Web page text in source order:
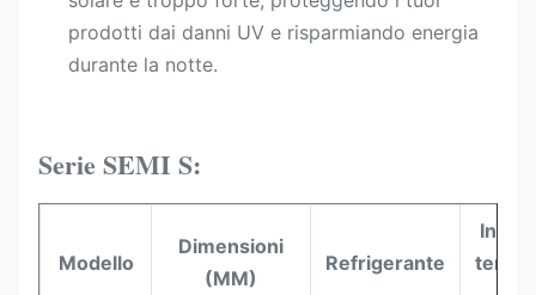
prodotti dai danni UV e risparmiando energia
durante la notte.
Serie SEMI S:
Modello
Dimensioni
(MM)
Refrigerante